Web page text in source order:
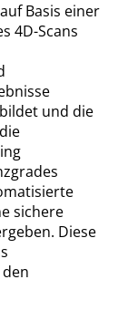
Basis einer
4D-Scans
und die
sichere
Diese